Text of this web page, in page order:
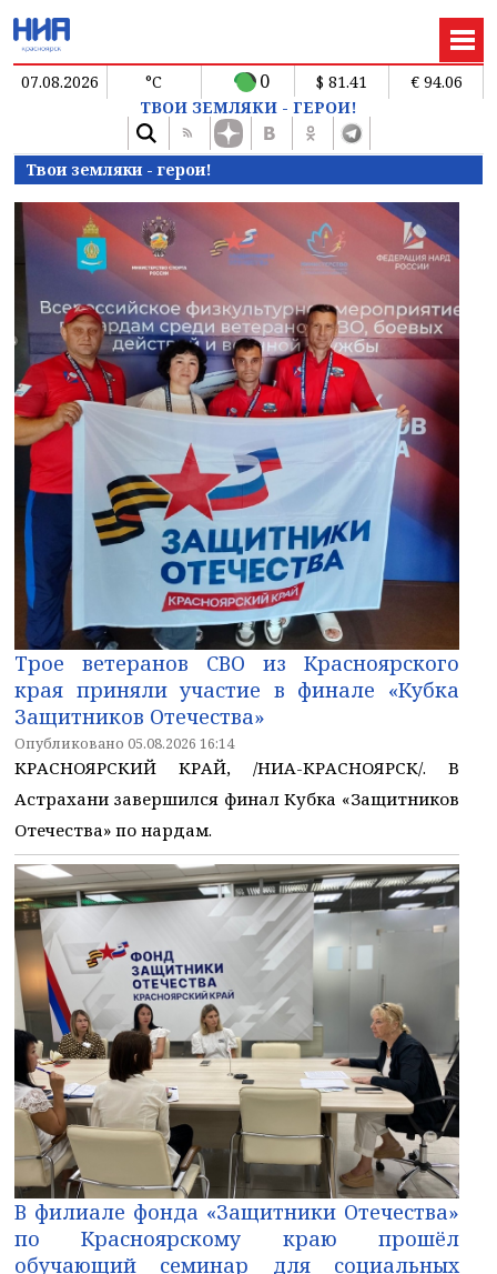
07.08.2026 °C 0 $ 81.41
€ 94.06
ТВОИ ЗЕМЛЯКИ - ГЕРОИ!
Твои земляки - герои!
Трое ветеранов СВО из Красноярского
края приняли участие в финале «Кубка
Защитников Отечества»
Опубликовано 05.08.2026 16:14
КРАСНОЯРСКИЙ КРАЙ, /НИА-КРАСНОЯРСК/. В
Астрахани завершился финал Кубка «Защитников
Отечества» по нардам.
В филиале фонда «Защитники Отечества»
по Красноярскому краю прошёл
обучающий семинар для социальных